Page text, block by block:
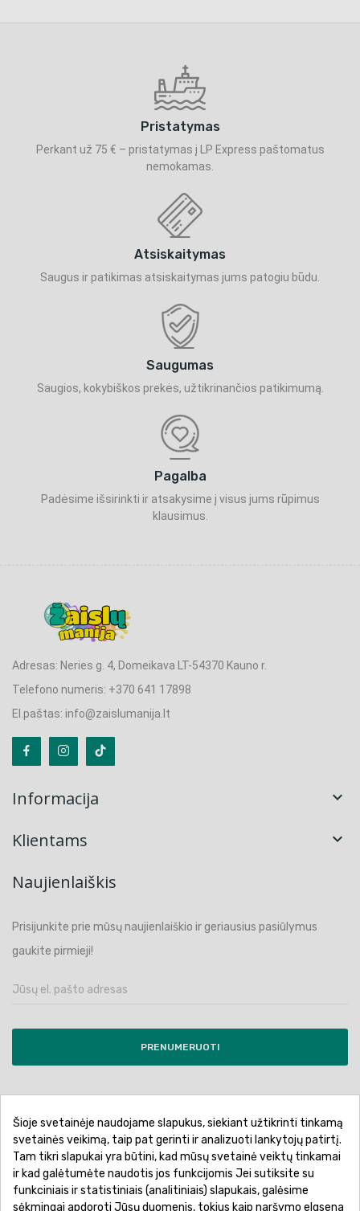
Pristatymas
Perkant už 75 € – pristatymas į LP Express paštomatus
nemokamas.
Atsiskaitymas
Saugus ir patikimas atsiskaitymas jums patogiu būdu.
Saugumas
Saugios, kokybiškos prekės, užtikrinančios patikimumą.
Pagalba
Padėsime išsirinkti ir atsakysime į visus jums rūpimus
klausimus.
Adresas: Neries g. 4, Domeikava LT-54370 Kauno r.
Telefono numeris: +370 641 17898
El.paštas: info@zaislumanija.lt
Informacija 
Klientams 
Naujienlaiškis
Prisijunkite prie mūsų naujienlaiškio ir geriausius pasiūlymus
gaukite pirmieji!
PRENUMERUOTI
Pirkimo sąlygos ir taisyklės
Privatumo politika
Garantinis aptarnavimas
Prekių pristatymas
Prekių grąžinimas
Atsiskaitymo būdai
Šioje svetainėje naudojame slapukus, siekiant užtikrinti tinkamą
svetainės veikimą, taip pat gerinti ir analizuoti lankytojų patirtį.
Tam tikri slapukai yra būtini, kad mūsų svetainė veiktų tinkamai
ir kad galėtumėte naudotis jos funkcijomis Jei sutiksite su
funkciniais ir statistiniais (analitiniais) slapukais, galėsime
sėkmingai apdoroti Jūsų duomenis, tokius kaip naršymo elgsena